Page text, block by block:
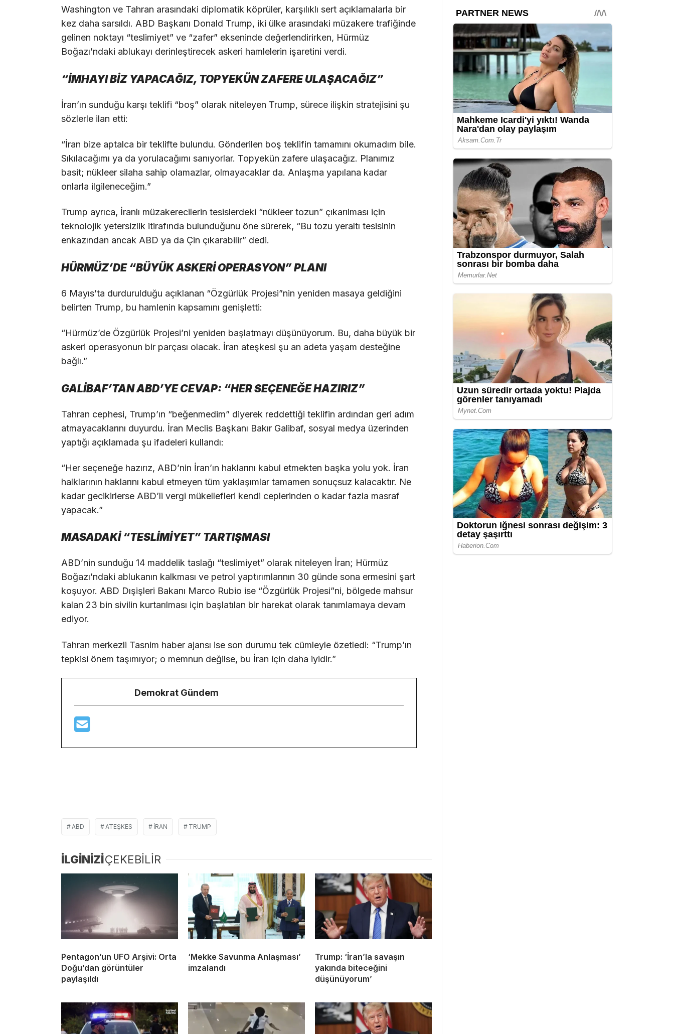
Washington ve Tahran arasındaki diplomatik köprüler, karşılıklı sert açıklamalarla bir
kez daha sarsıldı. ABD Başkanı Donald Trump, iki ülke arasındaki müzakere trafiğinde
gelinen noktayı “teslimiyet” ve “zafer” ekseninde değerlendirirken, Hürmüz
Boğazı’ndaki ablukayı derinleştirecek askeri hamlelerin işaretini verdi.
“İMHAYI BİZ YAPACAĞIZ, TOPYEKÜN ZAFERE ULAŞACAĞIZ”
İran’ın sunduğu karşı teklifi “boş” olarak niteleyen Trump, sürece ilişkin stratejisini şu
sözlerle ilan etti:
“İran bize aptalca bir teklifte bulundu. Gönderilen boş teklifin tamamını okumadım bile.
Sıkılacağımı ya da yorulacağımı sanıyorlar. Topyekün zafere ulaşacağız. Planımız
basit; nükleer silaha sahip olamazlar, olmayacaklar da. Anlaşma yapılana kadar
onlarla ilgileneceğim.”
Trump ayrıca, İranlı müzakerecilerin tesislerdeki “nükleer tozun” çıkarılması için
teknolojik yetersizlik itirafında bulunduğunu öne sürerek, “Bu tozu yeraltı tesisinin
enkazından ancak ABD ya da Çin çıkarabilir” dedi.
HÜRMÜZ’DE “BÜYÜK ASKERİ OPERASYON” PLANI
6 Mayıs’ta durdurulduğu açıklanan “Özgürlük Projesi”nin yeniden masaya geldiğini
belirten Trump, bu hamlenin kapsamını genişletti:
“Hürmüz’de Özgürlük Projesi’ni yeniden başlatmayı düşünüyorum. Bu, daha büyük bir
askeri operasyonun bir parçası olacak. İran ateşkesi şu an adeta yaşam desteğine
bağlı.”
GALİBAF’TAN ABD’YE CEVAP: “HER SEÇENEĞE HAZIRIZ”
Tahran cephesi, Trump’ın “beğenmedim” diyerek reddettiği teklifin ardından geri adım
atmayacaklarını duyurdu. İran Meclis Başkanı Bakır Galibaf, sosyal medya üzerinden
yaptığı açıklamada şu ifadeleri kullandı:
“Her seçeneğe hazırız, ABD’nin İran’ın haklarını kabul etmekten başka yolu yok. İran
halklarının haklarını kabul etmeyen tüm yaklaşımlar tamamen sonuçsuz kalacaktır. Ne
kadar gecikirlerse ABD’li vergi mükellefleri kendi ceplerinden o kadar fazla masraf
yapacak.”
MASADAKİ “TESLİMİYET” TARTIŞMASI
ABD’nin sunduğu 14 maddelik taslağı “teslimiyet” olarak niteleyen İran; Hürmüz
Boğazı’ndaki ablukanın kalkması ve petrol yaptırımlarının 30 günde sona ermesini şart
koşuyor. ABD Dışişleri Bakanı Marco Rubio ise “Özgürlük Projesi”ni, bölgede mahsur
kalan 23 bin sivilin kurtarılması için başlatılan bir harekat olarak tanımlamaya devam
ediyor.
Tahran merkezli Tasnim haber ajansı ise son durumu tek cümleyle özetledi: “Trump’ın
tepkisi önem taşımıyor; o memnun değilse, bu İran için daha iyidir.”
Demokrat Gündem
ABD ATEŞKES IRAN TRUMP
İLGİNİZİÇEKEBİLİR
Pentagon’un UFO Arşivi: Orta
Doğu’dan görüntüler
paylaşıldı
‘Mekke Savunma Anlaşması’
imzalandı
Trump: ‘İran’la savaşın
yakında biteceğini
düşünüyorum’